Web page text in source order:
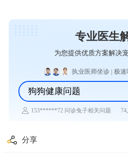
专业医生
为您提供优质方案解决
执业医师坐诊 | 极
狗狗健康问题
153******72 问诊兔子相关问题
177******44 问诊水族相关问题
155******67 问诊异宠相关问题
分享